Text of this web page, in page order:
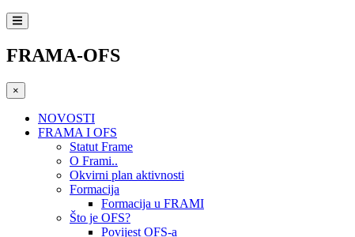
FRAMA-OFS
×
NOVOSTI
FRAMA I OFS
Statut Frame
O Frami..
Okvirni plan aktivnosti
Formacija
Formacija u FRAMI
Što je OFS?
Povijest OFS-a